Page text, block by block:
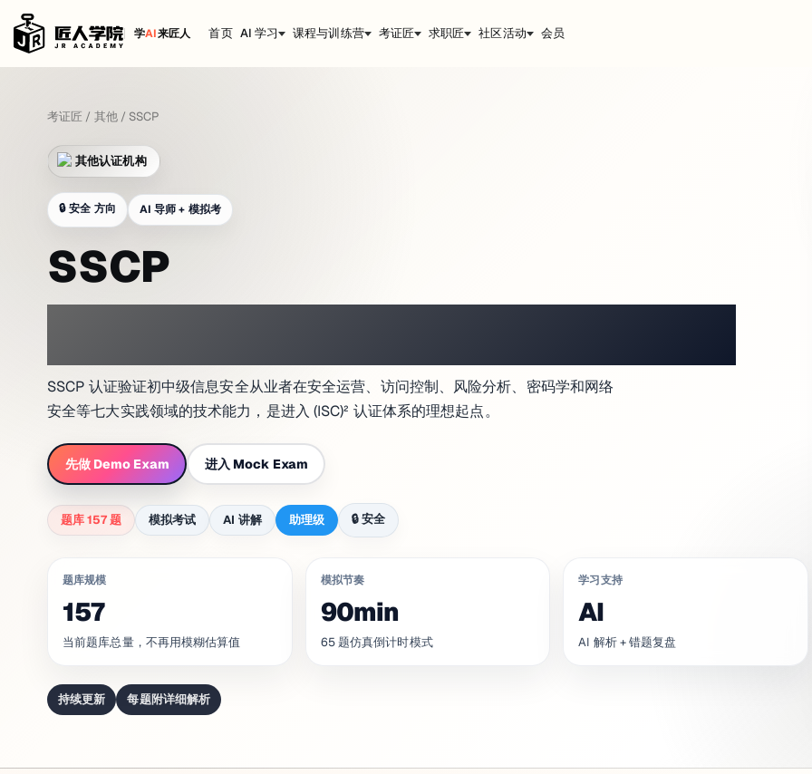
学AI来匠人 首页 AI 学习 课程与训练营 考证匠 求职匠 社区活动 会员
考证匠 / 其他/ SSCP
其他认证机构
🔒 安全 方向 AI 导师 + 模拟考
SSCP
SSCP 认证验证初中级信息安全从业者在安全运营、访问控制、风险分析、密码学和网络
安全等七大实践领域的技术能力，是进入 (ISC)² 认证体系的理想起点。
先做 Demo Exam 进入 Mock Exam
题库 157 题 模拟考试 AI 讲解 助理级 🔒安全
题库规模
157
当前题库总量，不再用模糊估算值
模拟节奏
90min
65 题仿真倒计时模式
学习支持
AI
AI 解析 + 错题复盘
持续更新 每题附详细解析